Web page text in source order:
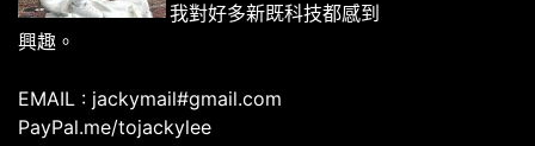
我對好多新既科技都感到
興趣。
EMAIL : jackymail#gmail.com
PayPal.me/tojackylee